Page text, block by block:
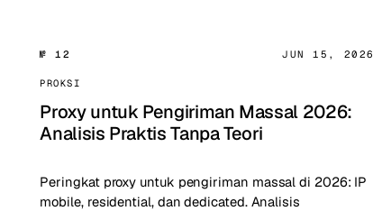
№ 12 JUN 15, 2026
PROKSI
Proxy untuk Pengiriman Massal 2026:
Analisis Praktis Tanpa Teori
Peringkat proxy untuk pengiriman massal di 2026: IP
mobile, residential, dan dedicated. Analisis